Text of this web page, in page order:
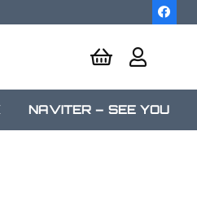
NAVITER – SEE YOU